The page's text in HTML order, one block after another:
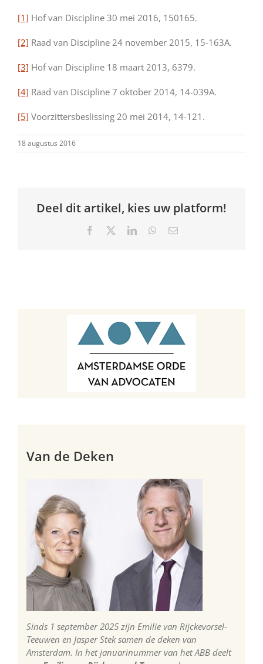
[1] Hof van Discipline 30 mei 2016, 150165.
[2] Raad van Discipline 24 november 2015, 15-163A.
[3] Hof van Discipline 18 maart 2013, 6379.
[4] Raad van Discipline 7 oktober 2014, 14-039A.
[5] Voorzittersbeslissing 20 mei 2014, 14-121.
18 augustus 2016
Deel dit artikel, kies uw platform!
Facebook LinkedInWhatsApp
E-
Van de Deken
Sinds 1 september 2025 zijn Emilie van Rijckevorsel-
Teeuwen en Jasper Stek samen de deken van
Amsterdam. In het januarinummer van het ABB deelt